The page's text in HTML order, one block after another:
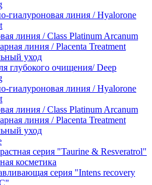
гиалуроновая линия / Hyalorone
линия / Class Platinum Arcanum
линия / Placenta Treatment
уход
глубокого очищения/ Deep
гиалуроновая линия / Hyalorone
линия / Class Platinum Arcanum
линия / Placenta Treatment
уход
серия "Taurine & Resveratrol"
косметика
серия "Intens recovery